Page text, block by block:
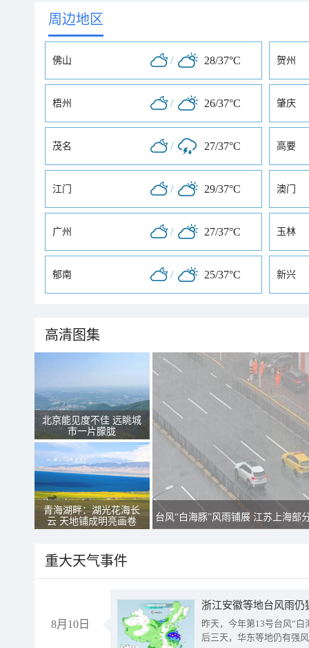
周边地区
佛山 / 28/37°C 贺州
梧州 / 26/37°C 肇庆
茂名 / 27/37°C 高要
江门 / 29/37°C 澳门
广州 / 27/37°C 玉林
郁南 / 25/37°C 新兴
高清图集
北京能见度不佳 远眺城
市一片朦胧
青海湖畔：湖光花海长
云 天地铺成明亮画卷
台风“白海豚”风雨铺展 江苏上海部
重大天气事件
8月10日
浙江安徽等地台风雨
昨天，今年第13号台风“
后三天，华东等地仍有强